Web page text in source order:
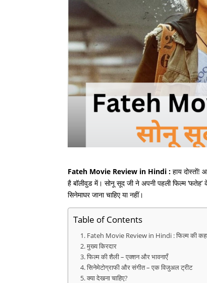
Fateh Movie Review in Hindi : हाय दोस्तों!
है बॉलीवुड में। सोनू सूद जी ने अपनी पहली फिल्म
सिनेमाघर जाना चाहिए या नहीं।
Table of Contents
Fateh Movie Review in Hindi : फिल्म की
मुख्य किरदार
फिल्म की शैली – एक्शन और भावनाएँ
सिनेमेटोग्राफी और संगीत – एक विजुअल ट्रीट
क्या देखना चाहिए?